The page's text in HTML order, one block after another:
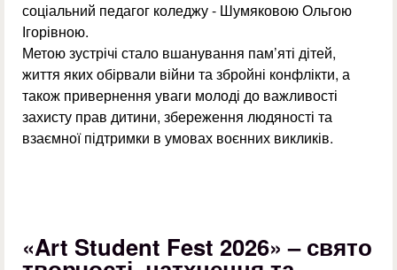
соціальний педагог коледжу - Шумяковою Ольгою
Ігорівною.
Метою зустрічі стало вшанування пам’яті дітей,
життя яких обірвали війни та збройні конфлікти, а
також привернення уваги молоді до важливості
захисту прав дитини, збереження людяності та
взаємної підтримки в умовах воєнних викликів.
«Art Student Fest 2026» – свято